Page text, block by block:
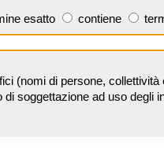
esatto contiene
(nomi di persone,
di soggettazione ad uso degli